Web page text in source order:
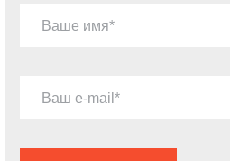
Ваше имя
Ваш e-mail